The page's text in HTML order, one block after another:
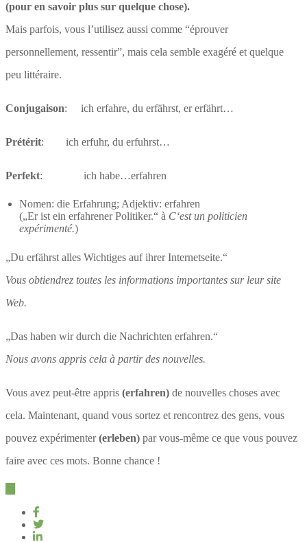
(pour en savoir plus sur quelque chose).
Mais parfois, vous l’utilisez aussi comme “éprouver
personnellement, ressentir”, mais cela semble exagéré et quelque
peu littéraire.
Conjugaison: ich erfahre, du erfährst, er erfährt…
Prétérit: ich erfuhr, du erfuhrst…
Perfekt: ich habe…erfahren
Nomen: die Erfahrung; Adjektiv: erfahren
(„Er ist ein erfahrener Politiker.“ à C‘est un politicien
expérimenté.)
„Du erfährst alles Wichtiges auf ihrer Internetseite.“
Vous obtiendrez toutes les informations importantes sur leur site
Web.
„Das haben wir durch die Nachrichten erfahren.“
Nous avons appris cela à partir des nouvelles.
Vous avez peut-être appris (erfahren) de nouvelles choses avec
cela. Maintenant, quand vous sortez et rencontrez des gens, vous
pouvez expérimenter(erleben) par vous-même ce que vous pouvez
faire avec ces mots. Bonne chance !